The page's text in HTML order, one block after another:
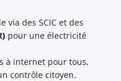
via des SCIC et des
pour une électricité
à internet pour tous,
contrôle citoyen.